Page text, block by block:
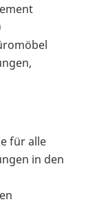
für alle
in den